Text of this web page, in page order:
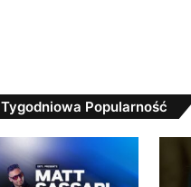
Tygodniowa Popularność